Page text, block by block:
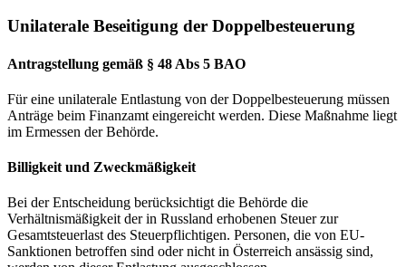
Unilaterale Beseitigung der Doppelbesteuerung
Antragstellung gemäß § 48 Abs 5 BAO
Für eine unilaterale Entlastung von der Doppelbesteuerung müssen
Anträge beim Finanzamt eingereicht werden. Diese Maßnahme liegt
im Ermessen der Behörde.
Billigkeit und Zweckmäßigkeit
Bei der Entscheidung berücksichtigt die Behörde die
Verhältnismäßigkeit der in Russland erhobenen Steuer zur
Gesamtsteuerlast des Steuerpflichtigen. Personen, die von EU-
Sanktionen betroffen sind oder nicht in Österreich ansässig sind,